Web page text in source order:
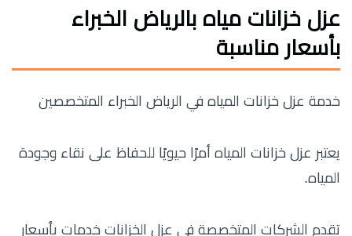
عزل خزانات مياه بالرياض الخبراء
بأسعار مناسبة
خدمة عزل خزانات المياه في الرياض الخبراء المتخصصين
يعتبر عزل خزانات المياه أمرًا حيويًا للحفاظ على نقاء وجودة
المياه.
تقدم الشركات المتخصصة في عزل الخزانات خدمات بأسعار